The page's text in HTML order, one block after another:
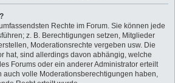
Rechte im Forum. Sie können jede
z. B. Berechtigungen setzen, Mitglieder
Moderationsrechte vergeben usw. Die
hat, sind allerdings davon abhängig, welche
Forums oder ein anderer Administrator erteilt
auch volle Moderationsberechtigungen haben,